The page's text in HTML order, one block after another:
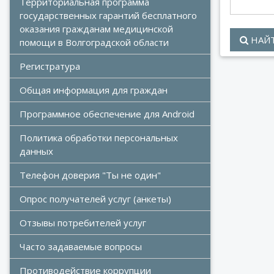
государственных гарантий бесплатного
оказания гражданам медицинской
помощи в Волгоградской области
Регистратура
Общая информация для граждан
Программное обеспечение для Android
Политика обработки персональных
данных
Телефон доверия "Ты не один"
Опрос получателей услуг (анкеты)
Отзывы потребителей услуг
Часто задаваемые вопросы
Противодействие коррупции